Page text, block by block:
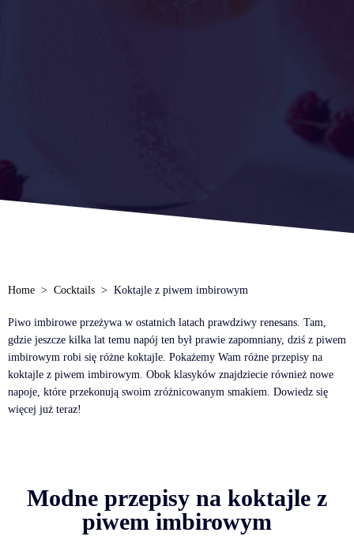
Home Cocktails Koktajle z piwem imbirowym
Piwo imbirowe przeżywa w ostatnich latach prawdziwy renesans. Tam,
gdzie jeszcze kilka lat temu napój ten był prawie zapomniany, dziś z piwem
imbirowym robi się różne koktajle. Pokażemy Wam różne przepisy na
koktajle z piwem imbirowym. Obok klasyków znajdziecie również nowe
napoje, które przekonują swoim zróżnicowanym smakiem. Dowiedz się
więcej już teraz!
Modne przepisy na koktajle z
piwem imbirowym